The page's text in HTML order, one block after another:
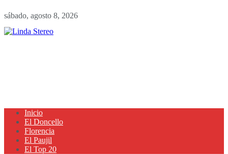
sábado, agosto 8, 2026
Inicio
El Doncello
Florencia
El Paujil
El Top 20